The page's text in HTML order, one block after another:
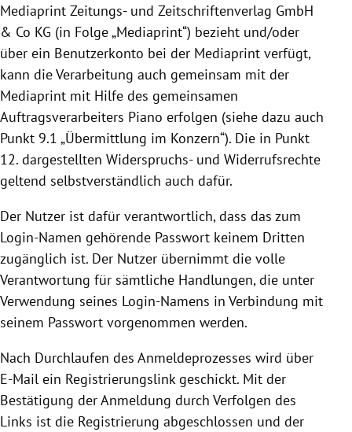
Mediaprint Zeitungs- und Zeitschriftenverlag GmbH
& Co KG (in Folge „Mediaprint“) bezieht und/oder
über ein Benutzerkonto bei der Mediaprint verfügt,
kann die Verarbeitung auch gemeinsam mit der
Mediaprint mit Hilfe des gemeinsamen
Auftragsverarbeiters Piano erfolgen (siehe dazu auch
Punkt 9.1 „Übermittlung im Konzern“). Die in Punkt
12. dargestellten Widerspruchs- und Widerrufsrechte
geltend selbstverständlich auch dafür.
Der Nutzer ist dafür verantwortlich, dass das zum
Login-Namen gehörende Passwort keinem Dritten
zugänglich ist. Der Nutzer übernimmt die volle
Verantwortung für sämtliche Handlungen, die unter
Verwendung seines Login-Namens in Verbindung mit
seinem Passwort vorgenommen werden.
Nach Durchlaufen des Anmeldeprozesses wird über
E-Mail ein Registrierungslink geschickt. Mit der
Bestätigung der Anmeldung durch Verfolgen des
Links ist die Registrierung abgeschlossen und der